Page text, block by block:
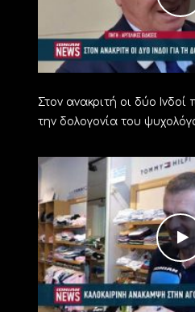
Στον ανακριτή οι δύο
την δολογονία του